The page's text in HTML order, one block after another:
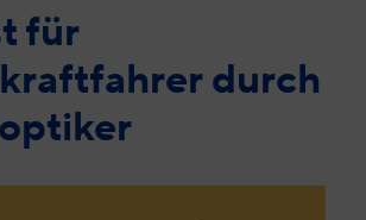
für
durch